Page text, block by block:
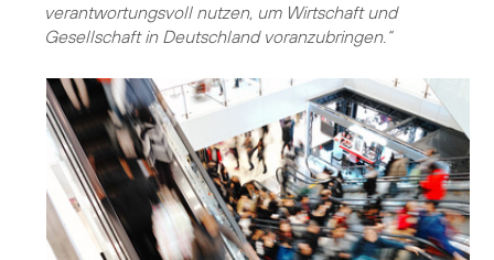
verantwortungsvoll nutzen, um Wirtschaft und
Gesellschaft in Deutschland voranzubringen.“